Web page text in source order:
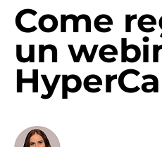
Come
un